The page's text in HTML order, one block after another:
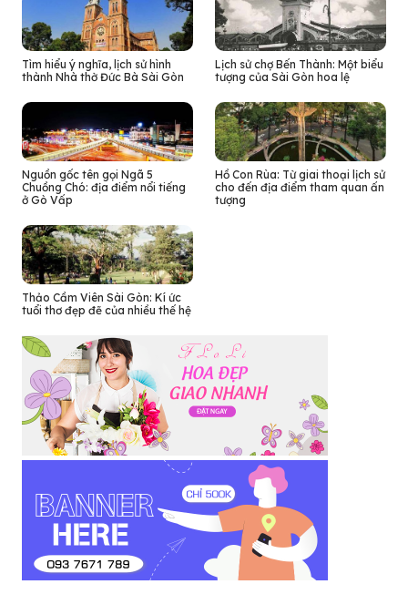
Tìm hiểu ý nghĩa, lịch sử hình
thành Nhà thờ Đức Bà Sài Gòn
Lịch sử chợ Bến Thành: Một biểu
tượng của Sài Gòn hoa lệ
Nguồn gốc tên gọi Ngã 5
Chuồng Chó: địa điểm nổi tiếng
ở Gò Vấp
Hồ Con Rùa: Từ giai thoại lịch sử
cho đến địa điểm tham quan ấn
tượng
Thảo Cầm Viên Sài Gòn: Kí ức
tuổi thơ đẹp đẽ của nhiều thế hệ